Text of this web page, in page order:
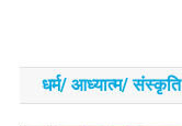
धर्म/ आध्‍यात्‍म/ संस्‍कृति